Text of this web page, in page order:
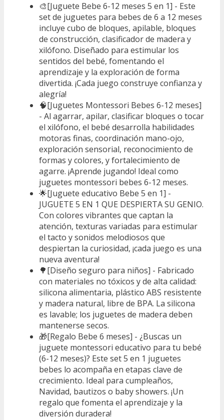
🎨[Juguete Bebe 6-12 meses 5 en 1] - Este
set de juguetes para bebes de 6 a 12 meses
incluye cubo de bloques, apilable, bloques
de construcción, clasificador de madera y
xilófono. Diseñado para estimular los
sentidos del bebé, fomentando el
aprendizaje y la exploración de forma
divertida. ¡Cada juego construye confianza y
alegría!
🧠[Juguetes Montessori Bebes 6-12 meses]
- Al agarrar, apilar, clasificar bloques o tocar
el xilófono, el bebé desarrolla habilidades
motoras finas, coordinación mano-ojo,
exploración sensorial, reconocimiento de
formas y colores, y fortalecimiento de
agarre. ¡Aprende jugando! Ideal como
juguetes montessori bebes 6-12 meses.
🌟[Juguete educativo Bebe 5 en 1] -
JUGUETE 5 EN 1 QUE DESPIERTA SU GENIO.
Con colores vibrantes que captan la
atención, texturas variadas para estimular
el tacto y sonidos melodiosos que
despiertan la curiosidad, ¡cada juego es una
nueva aventura!
🌳[Diseño seguro para niños] - Fabricado
con materiales no tóxicos y de alta calidad:
silicona alimentaria, plástico ABS resistente
y madera natural, libre de BPA. La silicona
es lavable; los juguetes de madera deben
mantenerse secos.
🎁[Regalo Bebe 6 meses] - ¿Buscas un
juguete montessori educativo para tu bebé
(6-12 meses)? Este set 5 en 1 juguetes
bebes lo acompaña en etapas clave de
crecimiento. Ideal para cumpleaños,
Navidad, bautizos o baby showers. ¡Un
regalo que fomenta el aprendizaje y la
diversión duradera!